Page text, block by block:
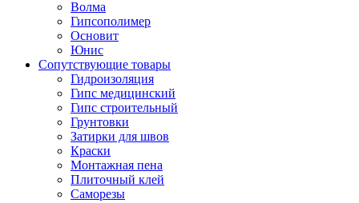
Волма
Гипсополимер
Основит
Юнис
Сопутствующие товары
Гидроизоляция
Гипс медицинский
Гипс строительный
Грунтовки
Затирки для швов
Краски
Монтажная пена
Плиточный клей
Саморезы